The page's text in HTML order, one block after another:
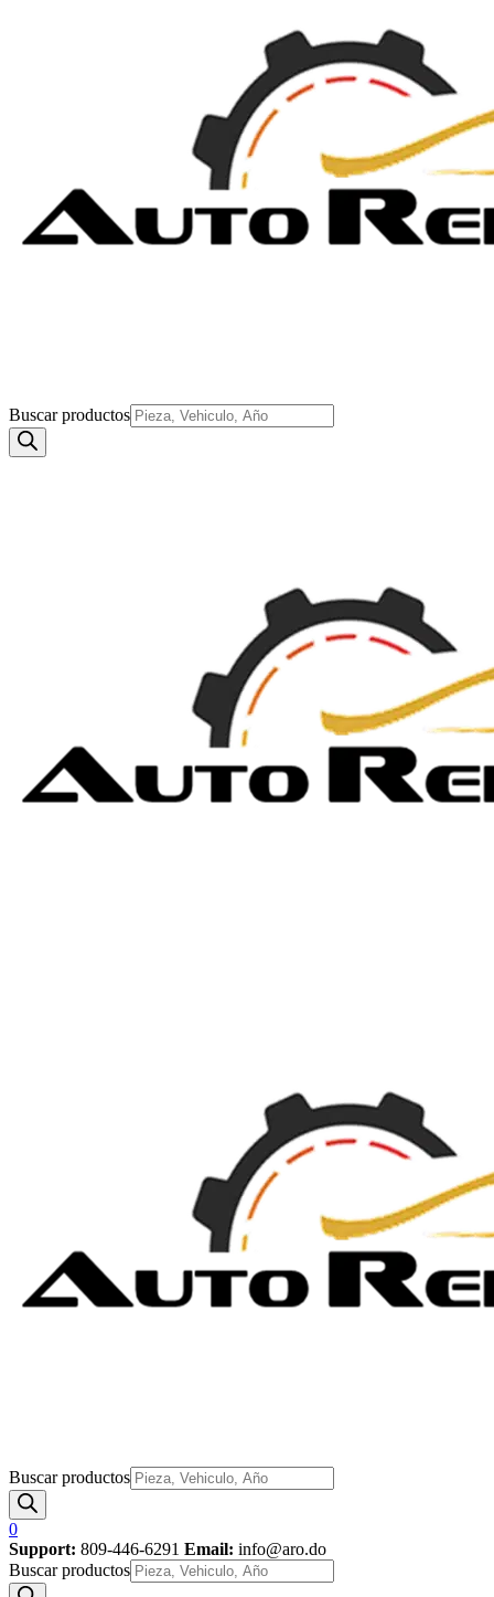
Buscar productos
Buscar productos
0
Support: 809-446-6291 Email: info@aro.do
Buscar productos